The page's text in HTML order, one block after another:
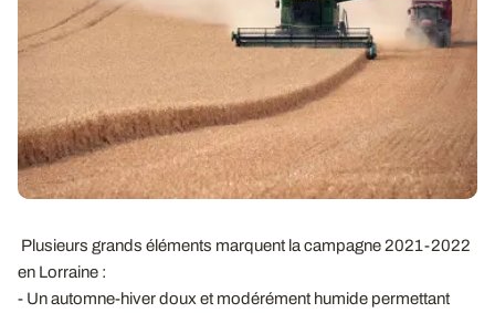
Plusieurs grands éléments marquent la campagne 2021-2022
en Lorraine :
- Un automne-hiver doux et modérément humide permettant